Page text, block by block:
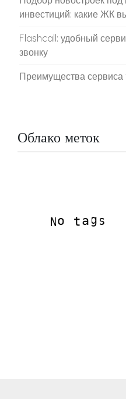
инвестиций: какие ЖК
Flashcall: удобный
звонку
Преимущества сервиса
Облако меток